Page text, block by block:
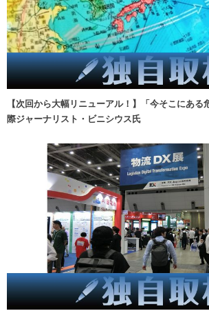
【次回から大幅リニューアル！】「今そこにあ
際ジャーナリスト・ビニシウス氏